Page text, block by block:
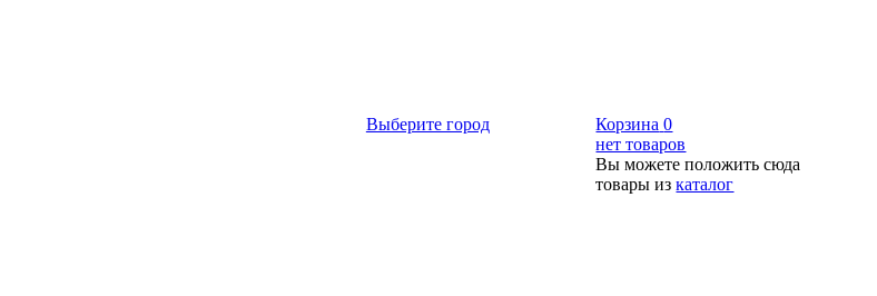
Выберите город Корзина 0
нет товаров
Вы можете положить сюда
товары изкаталог